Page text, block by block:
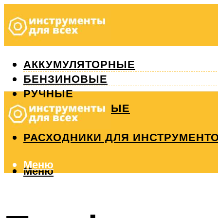
АККУМУЛЯТОРНЫЕ
БЕНЗИНОВЫЕ
РУЧНЫЕ
ИЗМЕРИТЕЛЬНЫЕ
РЕМОНТ
РАСХОДНИКИ ДЛЯ
Меню
Меню